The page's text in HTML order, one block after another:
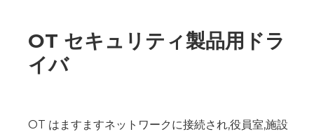
OT セキュリティ製品用ドラ
イバ
OT はますますネットワークに接続され,役員室,施設